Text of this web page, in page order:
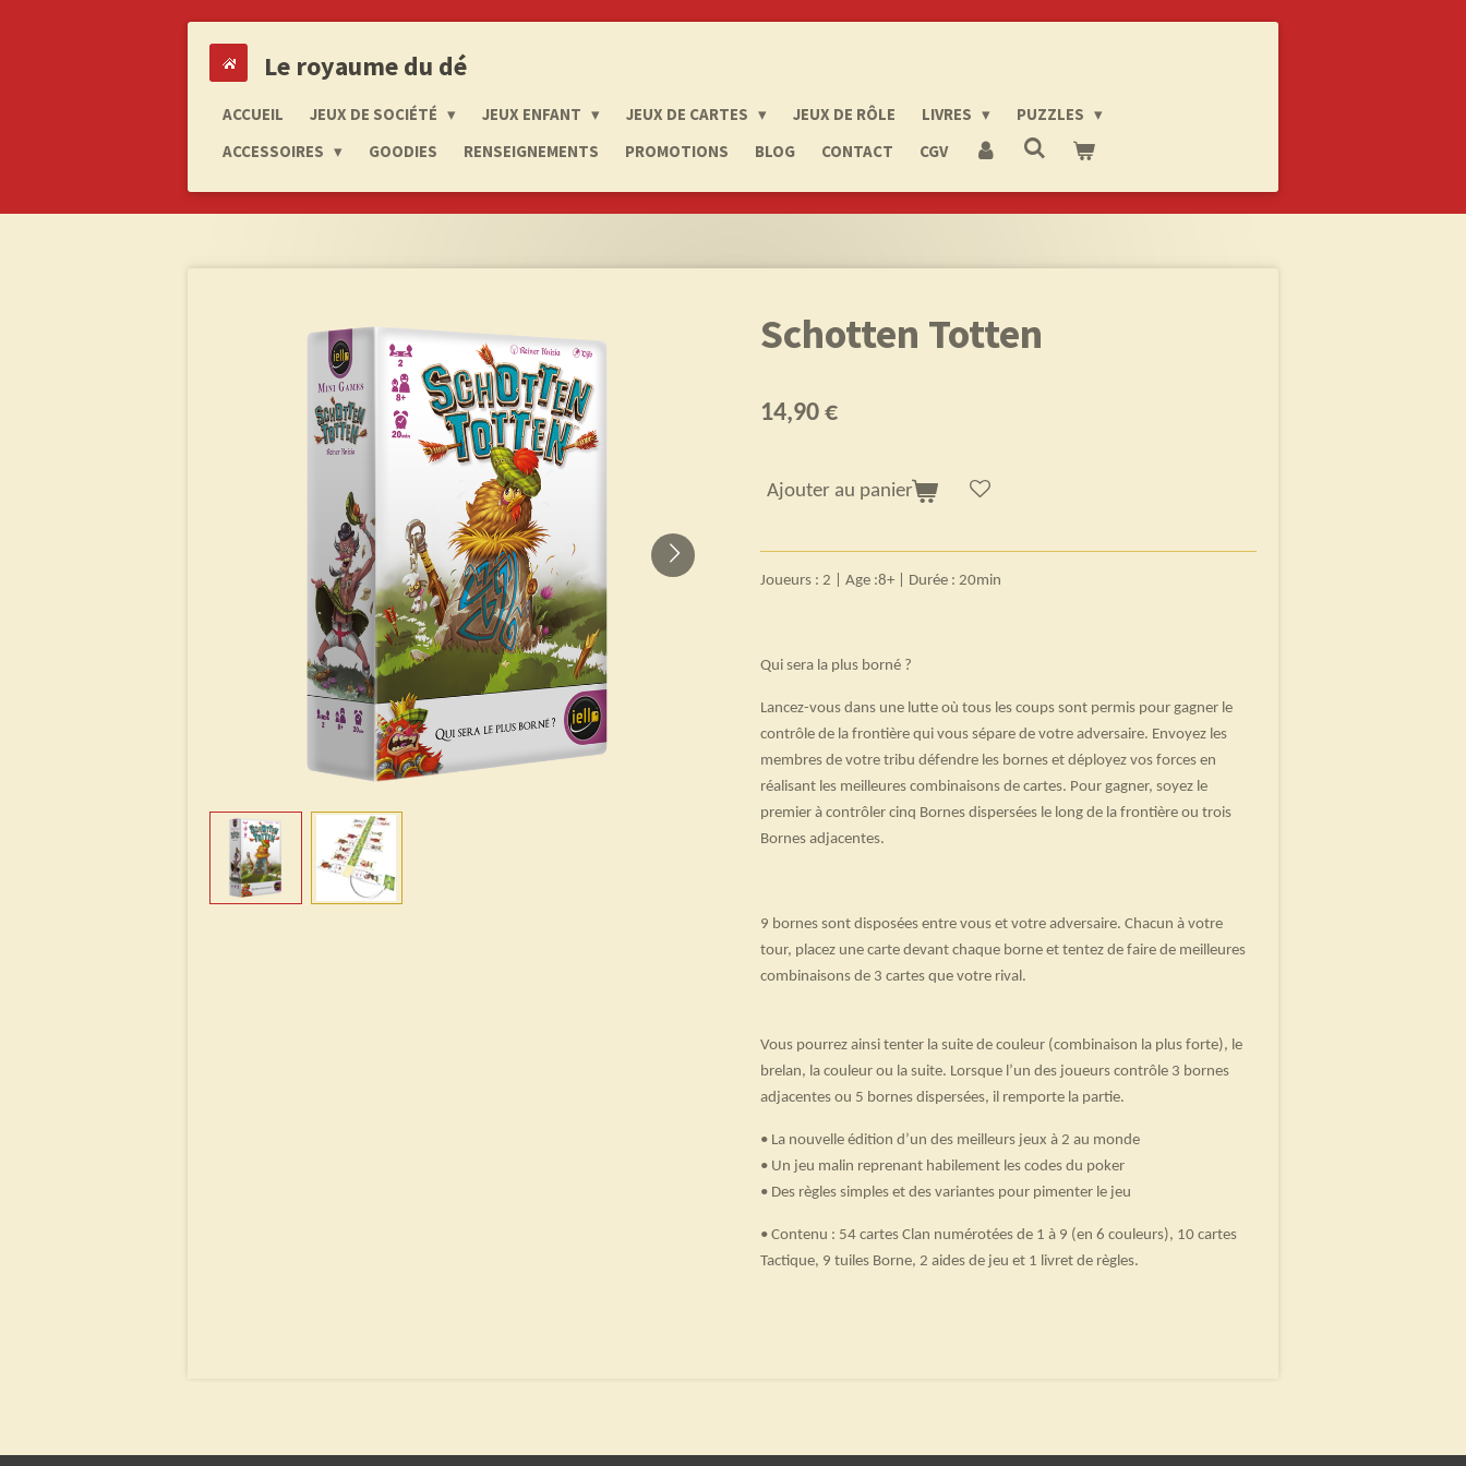
Le royaume du dé
ACCUEIL JEUX DE SOCIÉTÉ JEUX ENFANT JEUX DE CARTES JEUX DE RÔLE LIVRES
PUZZLES
ACCESSOIRES
GOODIES RENSEIGNEMENTS PROMOTIONS BLOG CONTACT CGV
Schotten Totten
14,90 €
Ajouter au panier
Joueurs : 2 | Age :8+ | Durée : 20min
Qui sera la plus borné ?
Lancez-vous dans une lutte où tous les coups sont permis pour gagner le
contrôle de la frontière qui vous sépare de votre adversaire. Envoyez les
membres de votre tribu défendre les bornes et déployez vos forces en
réalisant les meilleures combinaisons de cartes. Pour gagner, soyez le
premier à contrôler cinq Bornes dispersées le long de la frontière ou trois
Bornes adjacentes.
9 bornes sont disposées entre vous et votre adversaire. Chacun à votre
tour, placez une carte devant chaque borne et tentez de faire de meilleures
combinaisons de 3 cartes que votre rival.
Vous pourrez ainsi tenter la suite de couleur (combinaison la plus forte), le
brelan, la couleur ou la suite. Lorsque l’un des joueurs contrôle 3 bornes
adjacentes ou 5 bornes dispersées, il remporte la partie.
• La nouvelle édition d’un des meilleurs jeux à 2 au monde
• Un jeu malin reprenant habilement les codes du poker
• Des règles simples et des variantes pour pimenter le jeu
• Contenu : 54 cartes Clan numérotées de 1 à 9 (en 6 couleurs), 10 cartes
Tactique, 9 tuiles Borne, 2 aides de jeu et 1 livret de règles.